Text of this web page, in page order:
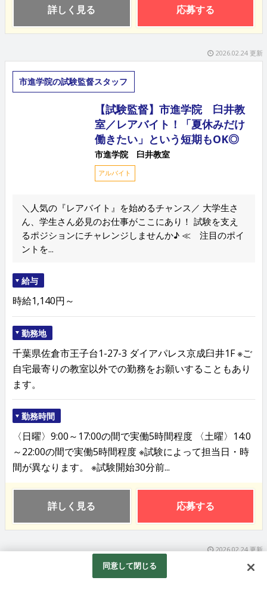
詳しく見る 応募する
2026.02.24 更新
市進学院の試験監督スタッフ
【試験監督】市進学院 臼井教
室／レアバイト！「夏休みだけ
働きたい」という短期もOK◎
市進学院 臼井教室
アルバイト
＼人気の『レアバイト』を始めるチャンス／ 大学生さ
ん、学生さん必見のお仕事がここにあり！ 試験を支え
るポジションにチャレンジしませんか♪ ≪ 注目のポイ
ントを...
給与
時給1,140円～
勤務地
千葉県佐倉市王子台1-27-3 ダイアパレス京成臼井1F ※ご
自宅最寄りの教室以外での勤務をお願いすることもあり
ます。
勤務時間
〈日曜〉9:00～17:00の間で実働5時間程度 〈土曜〉14:0
～22:00の間で実働5時間程度 ※試験によって担当日・時
間が異なります。 ※試験開始30分前...
詳しく見る 応募する
2026.02.24 更新
市進学院の試験監督スタッフ
同意して閉じる